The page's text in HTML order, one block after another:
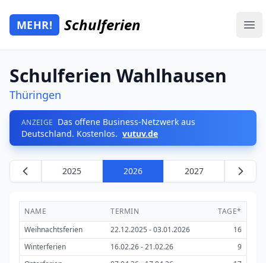
Zum Hauptinhalt springen
Mehr Schulferien
MEHR! Schulferien
Schulferien Wahlhausen
Thüringen
ANZEIGE Das offene Business-Netzwerk aus
Deutschland. Kostenlos. vutuv.de
2025 2026 2027
NAME TERMIN
TAGE*
Weihnachtsferien
22.12.2025 - 03.01.2026
16
Winterferien
16.02.26 - 21.02.26
9